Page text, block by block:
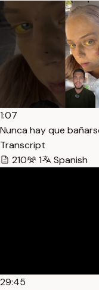
1:07
Nunca hay que
Transcript
210
1 Spanish
29:45